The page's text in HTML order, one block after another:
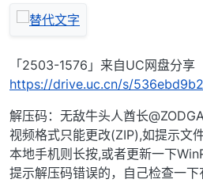
「2503-1576」来自UC网盘分享
https://drive.uc.cn/s/
解压码：无敌牛头人酋长
视频格式只能更改(ZIP),如提示文
本地手机则长按,或者更新一下
提示解压码错误的，自己检查一